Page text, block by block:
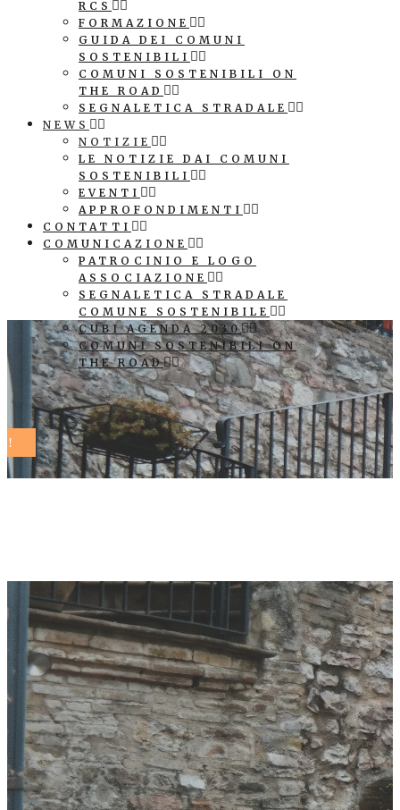
RCS
FORMAZIONE
GUIDA DEI COMUNI
SOSTENIBILI
COMUNI SOSTENIBILI ON
THE ROAD
SEGNALETICA STRADALE
NEWS
NOTIZIE
LE NOTIZIE DAI COMUNI
SOSTENIBILI
EVENTI
APPROFONDIMENTI
CONTATTI
COMUNICAZIONE
PATROCINIO E LOGO
ASSOCIAZIONE
SEGNALETICA STRADALE
COMUNE SOSTENIBILE
CUBI AGENDA 2030
COMUNI SOSTENIBILI ON
THE ROAD